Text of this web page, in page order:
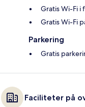
Gratis Wi-Fi
Gratis Wi-Fi
Parkering
Gratis
Faciliteter på